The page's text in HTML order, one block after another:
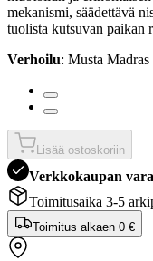
mekanismi, säädettävä
tuolista kutsuvan paikan
Verhoilu: Musta Madras
Lisää ostoskoriin
Verkkokaupan
Toimitusaika 3-5
Toimitus alkaen 0 €